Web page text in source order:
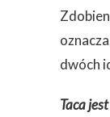
dwóch
Taca